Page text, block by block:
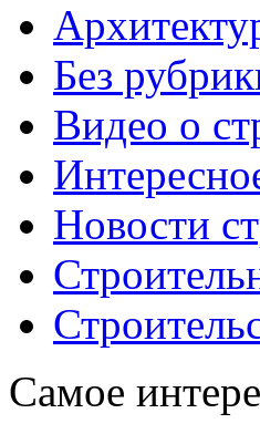
Без
Видео о
Новости
Самое